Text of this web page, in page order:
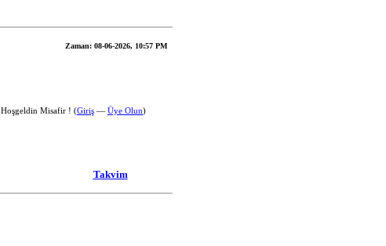
Zaman: 08-06-2026, 10:57 PM
Hoşgeldin Misafir ! (Giriş — Üye Olun)
Takvim